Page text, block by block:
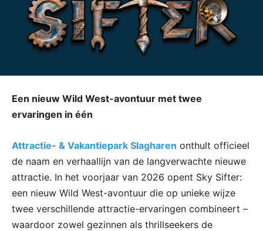
Een nieuw Wild West-avontuur met twee
ervaringen in één
Attractie- & Vakantiepark Slagharen onthult officieel
de naam en verhaallijn van de langverwachte nieuwe
attractie. In het voorjaar van 2026 opent Sky Sifter:
een nieuw Wild West-avontuur die op unieke wijze
twee verschillende attractie-ervaringen combineert –
waardoor zowel gezinnen als thrillseekers de